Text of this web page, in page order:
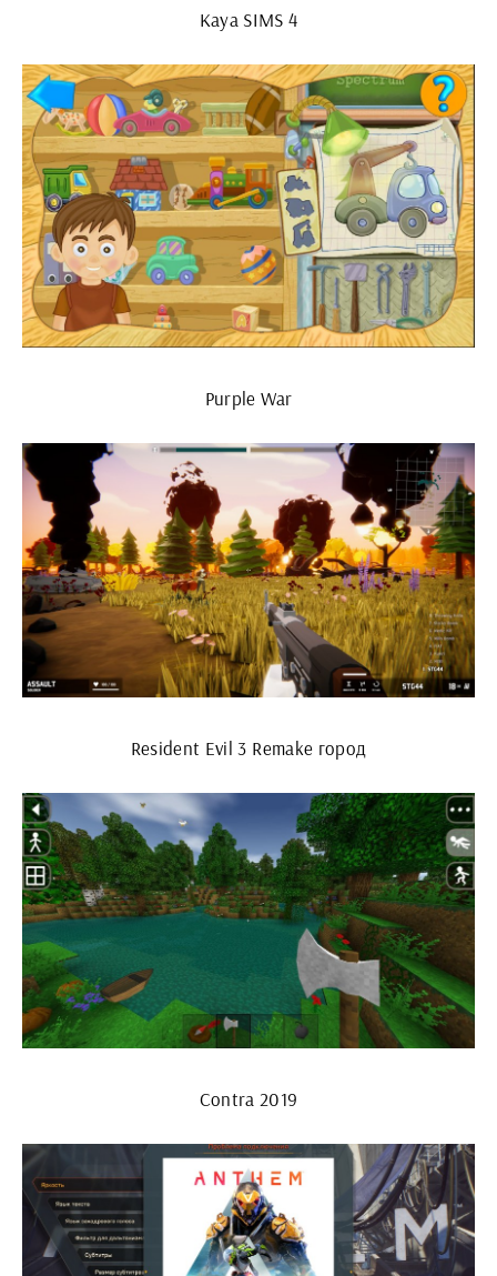
Kaya SIMS 4
Purple War
Resident Evil 3 Remake город
Contra 2019